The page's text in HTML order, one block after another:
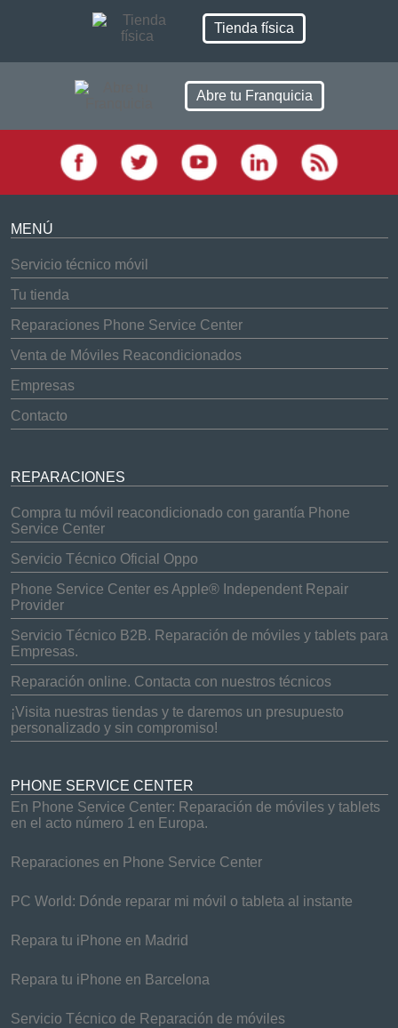
Tienda física
Abre tu Franquicia
MENÚ
Servicio técnico móvil
Tu tienda
Reparaciones Phone Service Center
Venta de Móviles Reacondicionados
Empresas
Contacto
REPARACIONES
Compra tu móvil reacondicionado con garantía Phone
Service Center
Servicio Técnico Oficial Oppo
Phone Service Center es Apple® Independent Repair
Provider
Servicio Técnico B2B. Reparación de móviles y tablets para
Empresas.
Reparación online. Contacta con nuestros técnicos
¡Visita nuestras tiendas y te daremos un presupuesto
personalizado y sin compromiso!
PHONE SERVICE CENTER
En Phone Service Center: Reparación de móviles y tablets
en el acto número 1 en Europa.
Reparaciones en Phone Service Center
PC World: Dónde reparar mi móvil o tableta al instante
Repara tu iPhone en Madrid
Repara tu iPhone en Barcelona
Servicio Técnico de Reparación de móviles